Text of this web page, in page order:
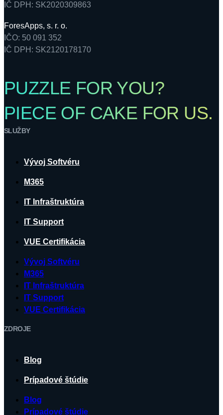
IČ DPH: SK2020309863
ForesApps, s. r. o.
IČO: 50 091 352
IČ DPH: SK2120178170
PUZZLE FOR YOU?
PIECE OF CAKE FOR US.
SLUŽBY
Vývoj Softvéru
M365
IT Infraštruktúra
IT Support
VUE Certifikácia
Vývoj Softvéru
M365
IT Infraštruktúra
IT Support
VUE Certifikácia
ZDROJE
Blog
Prípadové štúdie
Blog
Prípadové štúdie